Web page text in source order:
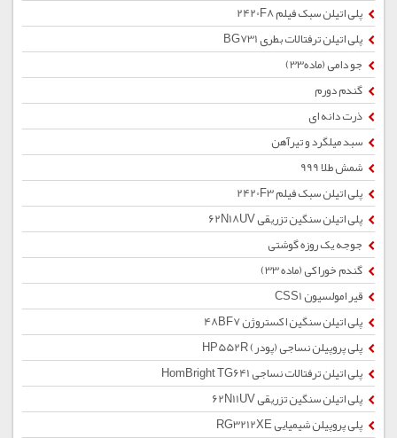
پلی اتیلن سبک فیلم 2420F8
پلی اتیلن ترفتالات بطری BG731
جو دامی (ماده33)
گندم دورم
ذرت دانه ای
سبد میلگرد و تیرآهن
شمش طلا 999
پلی اتیلن سبک فیلم 2420F3
پلی اتیلن سنگین تزریقی 62N18UV
جوجه یک روزه گوشتی
گندم خوراکی (ماده 33)
قیر امولسیون CSS1
پلی اتیلن سنگین اکستروژن 48BF7
پلی پروپیلن نساجی (پودر) HP552R
پلی اتیلن ترفتالات نساجی HomBright TG641
پلی اتیلن سنگین تزریقی 62N11UV
پلی پروپیلن شیمیایی RG3212XE